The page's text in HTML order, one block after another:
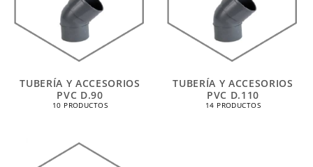
TUBERÍA Y ACCESORIOS
PVC D.90
10 PRODUCTOS
TUBERÍA Y ACCESORIOS
PVC D.110
14 PRODUCTOS